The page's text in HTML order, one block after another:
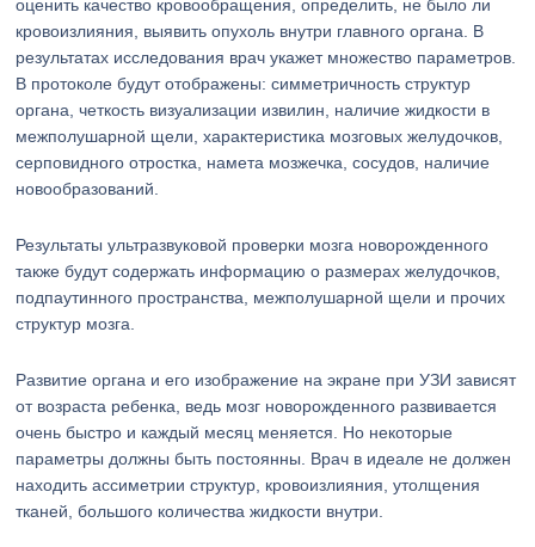
оценить качество кровообращения, определить, не было ли
кровоизлияния, выявить опухоль внутри главного органа. В
результатах исследования врач укажет множество параметров.
В протоколе будут отображены: симметричность структур
органа, четкость визуализации извилин, наличие жидкости в
межполушарной щели, характеристика мозговых желудочков,
серповидного отростка, намета мозжечка, сосудов, наличие
новообразований.
Результаты ультразвуковой проверки мозга новорожденного
также будут содержать информацию о размерах желудочков,
подпаутинного пространства, межполушарной щели и прочих
структур мозга.
Развитие органа и его изображение на экране при УЗИ зависят
от возраста ребенка, ведь мозг новорожденного развивается
очень быстро и каждый месяц меняется. Но некоторые
параметры должны быть постоянны. Врач в идеале не должен
находить ассиметрии структур, кровоизлияния, утолщения
тканей, большого количества жидкости внутри.